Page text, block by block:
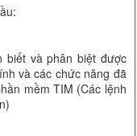
biết và phân biệt được
và các chức năng đã
mềm TIM (Các lệnh